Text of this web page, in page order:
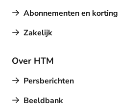
Abonnementen en korting
Zakelijk
Over HTM
Persberichten
Beeldbank